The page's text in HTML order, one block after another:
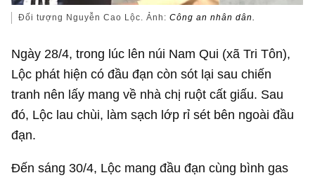
Đối tượng Nguyễn Cao Lộc. Ảnh:Công an nhân dân.
Ngày 28/4, trong lúc lên núi Nam Qui (xã Tri Tôn),
Lộc phát hiện có đầu đạn còn sót lại sau chiến
tranh nên lấy mang về nhà chị ruột cất giấu. Sau
đó, Lộc lau chùi, làm sạch lớp rỉ sét bên ngoài đầu
đạn.
Đến sáng 30/4, Lộc mang đầu đạn cùng bình gas